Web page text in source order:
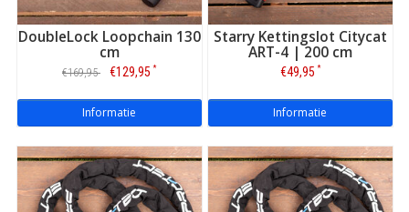
DoubleLock Loopchain 130
cm
€169,95 €129,95 *
Informatie
Starry Kettingslot Citycat
ART-4 | 200 cm
€49,95 *
Informatie